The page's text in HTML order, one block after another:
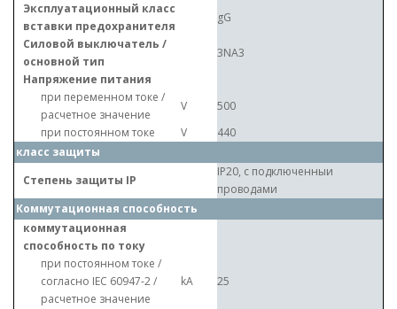
Эксплуатационный класс
вставки предохранителя
gG
Силовой выключатель /
основной тип
3NA3
Напряжение питания
при переменном токе /
расчетное значение
V
500
при постоянном токе
V
440
класс защиты
Степень защиты IP
IP20, с подключенныи
проводами
Коммутационная способность
коммутационная
способность по току
при постоянном токе /
согласно IEC 60947-2 /
расчетное значение
kA 25